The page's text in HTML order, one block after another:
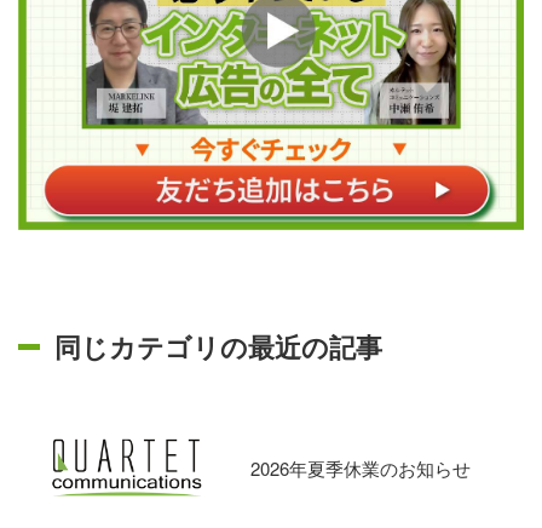
同じカテゴリの最近の記事
2026年夏季休業のお知らせ